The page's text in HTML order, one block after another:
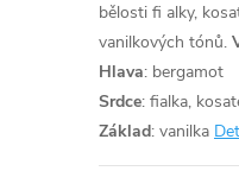
bělosti fi alky,
vanilkových tónů.
Hlava: bergamot
Srdce: fialka,
Základ: vanilka